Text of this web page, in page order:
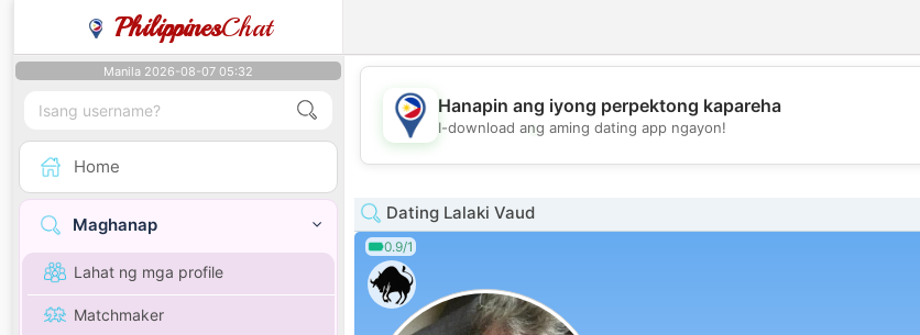
PhilippinesChat
Manila 2026-08-07 05:32
Home
Maghanap
Lahat ng mga profile
Matchmaker
💖
Hanapin ang iyong perpektong kapareha
I-download ang aming dating app ngayon!
Dating Lalaki Vaud
0.9/1